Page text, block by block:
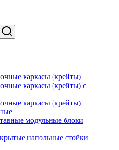
каркасы (крейты)
каркасы (крейты) с
каркасы (крейты)
модульные блоки
напольные стойки